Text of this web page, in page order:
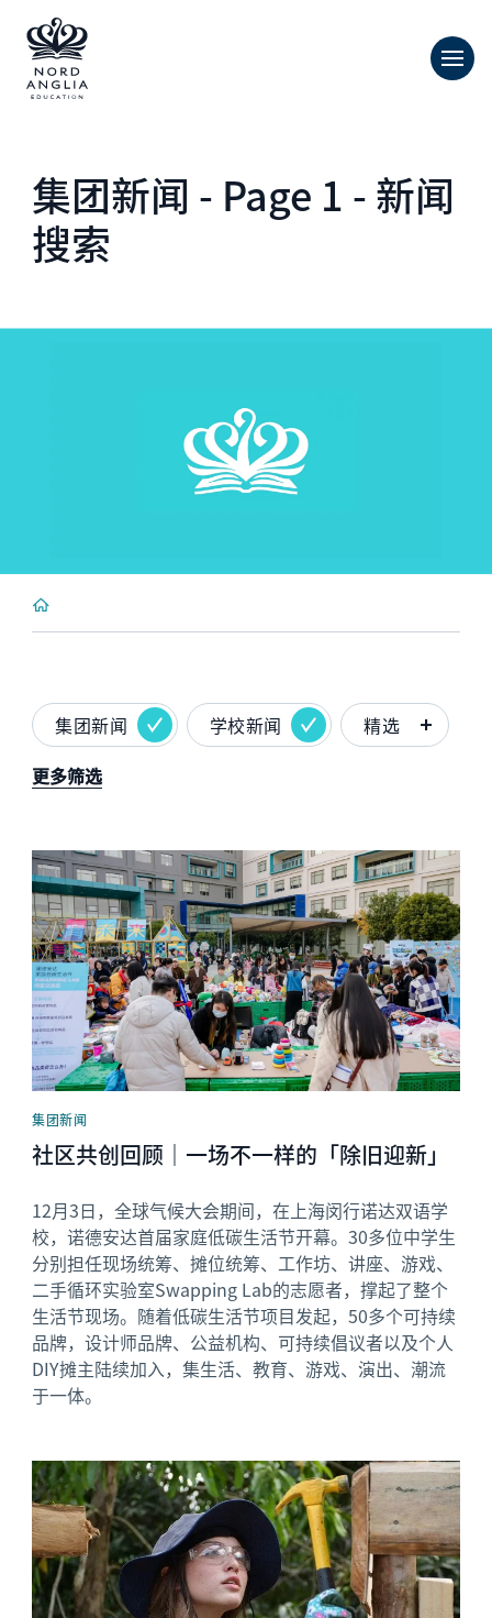
集团新闻 - Page 1 - 新闻
搜索
集团新闻 学校新闻
精选
更多筛选
News image
集团新闻
社区共创回顾｜一场不一样的「除旧迎新」
12月3日，全球气候大会期间，在上海闵行诺达双语学
校，诺德安达首届家庭低碳生活节开幕。30多位中学生
分别担任现场统筹、摊位统筹、工作坊、讲座、游戏、
二手循环实验室Swapping Lab的志愿者，撑起了整个
生活节现场。随着低碳生活节项目发起，50多个可持续
品牌，设计师品牌、公益机构、可持续倡议者以及个人
DIY摊主陆续加入，集生活、教育、游戏、演出、潮流
于一体。
News image